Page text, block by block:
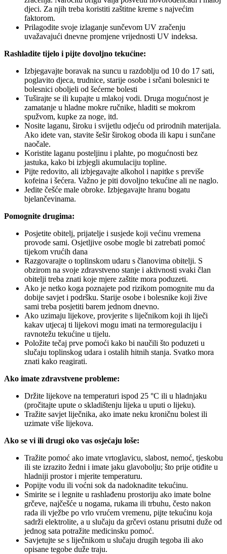
djeci. Za njih treba koristiti zaštitne kreme s najvećim
faktorom.
Prilagodite svoje izlaganje sunčevom UV zračenju
uvažavajući dnevne promjene vrijednosti UV indeksa.
Rashladite tijelo i pijte dovoljno tekućine:
Izbjegavajte boravak na suncu u razdoblju od 10 do 17 sati,
poglavito djeca, trudnice, starije osobe i srčani bolesnici te
bolesnici oboljeli od šećerne bolesti
Tuširajte se ili kupajte u mlakoj vodi. Druga mogućnost je
zamatanje u hladne mokre ručnike, hladiti se mokrom
spužvom, kupke za noge, itd.
Nosite laganu, široku i svijetlu odjeću od prirodnih materijala.
Ako idete van, stavite šešir širokog oboda ili kapu i sunčane
naočale.
Koristite laganu posteljinu i plahte, po mogućnosti bez
jastuka, kako bi izbjegli akumulaciju topline.
Pijte redovito, ali izbjegavajte alkohol i napitke s previše
kofeina i šećera. Važno je piti dovoljno tekućine ali ne naglo.
Jedite češće male obroke. Izbjegavajte hranu bogatu
bjelančevinama.
Pomognite drugima:
Posjetite obitelj, prijatelje i susjede koji većinu vremena
provode sami. Osjetljive osobe mogle bi zatrebati pomoć
tijekom vrućih dana
Razgovarajte o toplinskom udaru s članovima obitelji. S
obzirom na svoje zdravstveno stanje i aktivnosti svaki član
obitelji treba znati koje mjere zaštite mora poduzeti.
Ako je netko koga poznajete pod rizikom pomognite mu da
dobije savjet i podršku. Starije osobe i bolesnike koji žive
sami treba posjetiti barem jednom dnevno.
Ako uzimaju lijekove, provjerite s liječnikom koji ih liječi
kakav utjecaj ti lijekovi mogu imati na termoregulaciju i
ravnotežu tekućine u tijelu.
Položite tečaj prve pomoći kako bi naučili što poduzeti u
slučaju toplinskog udara i ostalih hitnih stanja. Svatko mora
znati kako reagirati.
Ako imate zdravstvene probleme:
Držite lijekove na temperaturi ispod 25 °C ili u hladnjaku
(pročitajte upute o skladištenju lijeka u uputi o lijeku).
Tražite savjet liječnika, ako imate neku kroničnu bolest ili
uzimate više lijekova.
Ako se vi ili drugi oko vas osjećaju loše:
Tražite pomoć ako imate vrtoglavicu, slabost, nemoć, tjeskobu
ili ste izrazito žedni i imate jaku glavobolju; što prije otiđite u
hladniji prostor i mjerite temperaturu.
Popijte vodu ili voćni sok da nadoknadite tekućinu.
Smirite se i legnite u rashlađenu prostoriju ako imate bolne
grčeve, najčešće u nogama, rukama ili trbuhu, često nakon
rada ili vježbe po vrlo vrućem vremenu, pijte tekućinu koja
sadrži elektrolite, a u slučaju da grčevi ostanu prisutni duže od
jednog sata potražite medicinsku pomoć.
Savjetujte se s liječnikom u slučaju drugih tegoba ili ako
opisane tegobe duže traju.